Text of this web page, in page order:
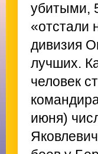
убитыми,
«отстали
дивизия
лучших.
человек
июня)